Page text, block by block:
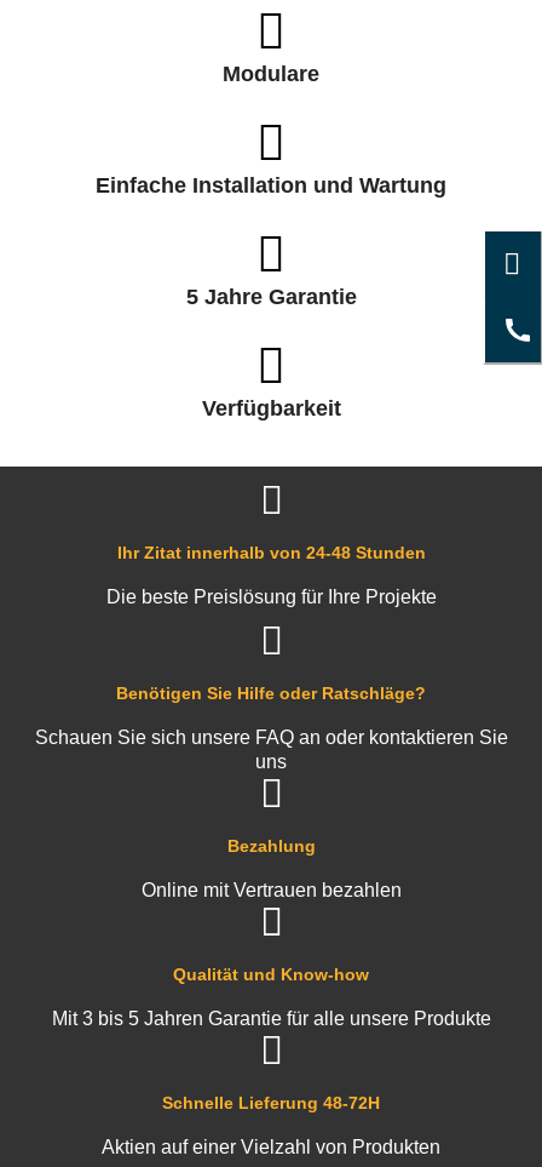
Modulare
Einfache Installation und Wartung
5 Jahre Garantie
Verfügbarkeit
Schnelle Lieferung 48-72H
Aktien auf einer Vielzahl von Produkten
Qualität und Know-how
Mit 3 bis 5 Jahren Garantie für alle unsere Produkte
Bezahlung
Online mit Vertrauen bezahlen
Benötigen Sie Hilfe oder Ratschläge?
Schauen Sie sich unsere FAQ an oder kontaktieren Sie
uns
Ihr Zitat innerhalb von 24-48 Stunden
Die beste Preislösung für Ihre Projekte